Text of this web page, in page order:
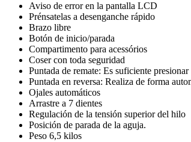
Aviso de error en la pantalla LCD
Prénsatelas a desenganche rápido
Brazo libre
Botón de inicio/parada
Compartimento para acessórios
Coser con toda seguridad
Puntada de remate: Es suficiente
Puntada en reversa: Realiza de forma
Ojales automáticos
Arrastre a 7 dientes
Regulación de la tensión superior del hilo
Posición de parada de la aguja.
Peso 6,5 kilos